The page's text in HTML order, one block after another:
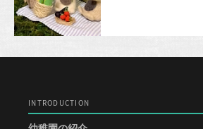
INTRODUCTION